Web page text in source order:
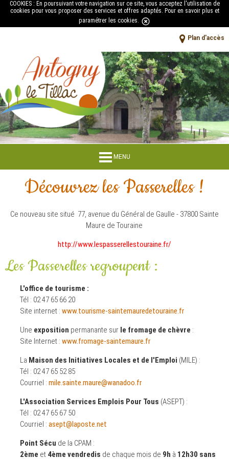
COOKIES : En poursuivant votre navigation sur ce site, vous acceptez l'utilisation de
cookies pour vous proposer des services et offres adaptés. Pour en savoir plus et
paramétrer les cookies
Plan d'accès
MENU
Découvrez les Passerelles !
Ce nouveau site situé 77, avenue du Général de Gaulle - 37800 Sainte
Maure de Touraine
http://www.lespasserellestouraine.fr/
Les Passerelles regroupent :
L'office de tourisme :
Tél : 02 47 65 66 20
Site internet : www.tourisme-saintemauredetouraine.fr
Une exposition permanante sur le fromage de chèvre :
Site Internet : www.fromage-saintemaure.fr
La Maison des Initiatives Locales et de l'Emploi (MILE) :
Tél : 02 47 65 52 85
Courriel : mile.sainte.maure@wanadoo.fr
L'Association Services Emplois Pour Tous (ASEPT) :
Tél : 02 47 65 67 50
Courriel : asept@laposte.net
Point Sécu de la CPAM :
2ème et 4ème vendredis de chaque mois de 9h à 12h30 sans